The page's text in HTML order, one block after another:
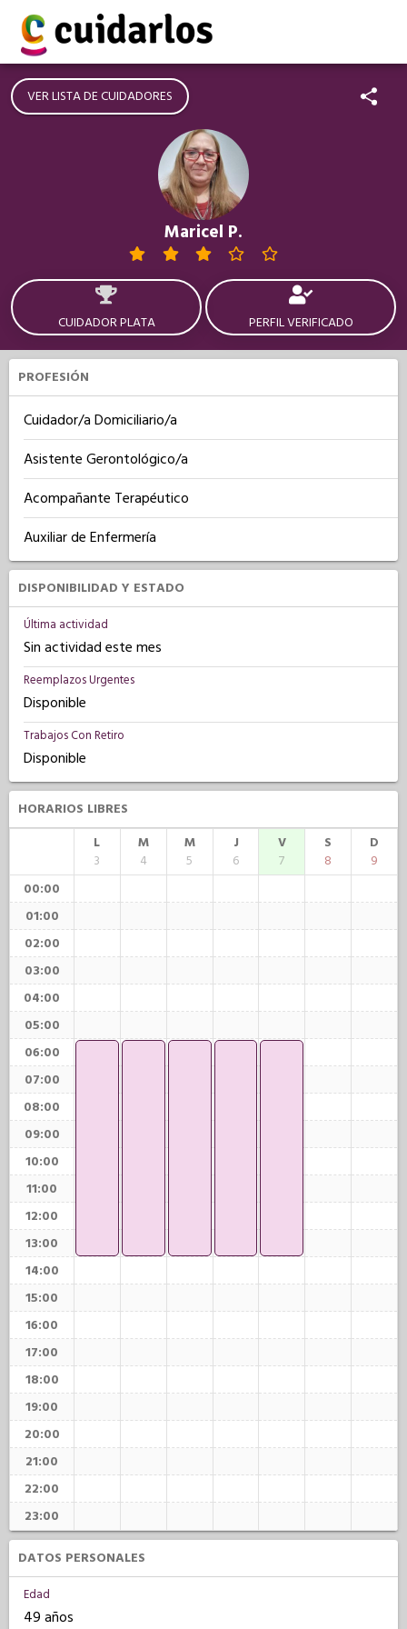
VER LISTA DE CUIDADORES
Maricel P.
CUIDADOR PLATA PERFIL VERIFICADO
PROFESIÓN
Cuidador/a Domiciliario/a
Asistente Gerontológico/a
Acompañante Terapéutico
Auxiliar de Enfermería
DISPONIBILIDAD Y ESTADO
Última actividad
Sin actividad este mes
Reemplazos Urgentes
Disponible
Trabajos Con Retiro
Disponible
HORARIOS LIBRES
L
3
M
4
M
5
J
6
V
7
S
8
D
9
00:00
01:00
02:00
03:00
04:00
05:00
06:00
07:00
08:00
09:00
10:00
11:00
12:00
13:00
14:00
15:00
16:00
17:00
18:00
19:00
20:00
21:00
22:00
23:00
DATOS PERSONALES
Edad
49 años